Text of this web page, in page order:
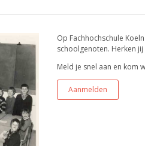
Op Fachhochschule
schoolgenoten. Herken jij
Meld je snel aan en kom
Aanmelden